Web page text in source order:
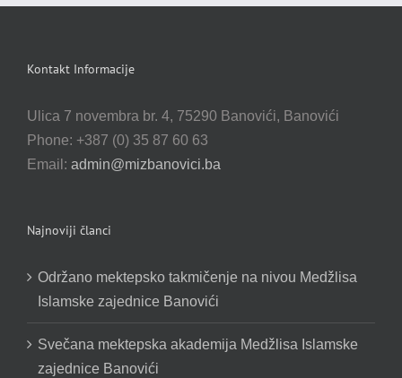
Kontakt Informacije
Ulica 7 novembra br. 4, 75290 Banovići, Banovići
Phone: +387 (0) 35 87 60 63
Email: admin@mizbanovici.ba
Najnoviji članci
Održano mektepsko takmičenje na nivou Medžlisa
Islamske zajednice Banovići
Svečana mektepska akademija Medžlisa Islamske
zajednice Banovići